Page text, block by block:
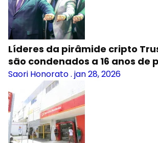
Líderes da pirâmide cripto
são condenados a 16 anos de
Saori Honorato. jan 28, 2026